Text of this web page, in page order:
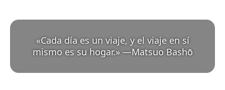
«Cada día es un viaje, y el viaje en sí
mismo es su hogar.» —Matsuo Bashō